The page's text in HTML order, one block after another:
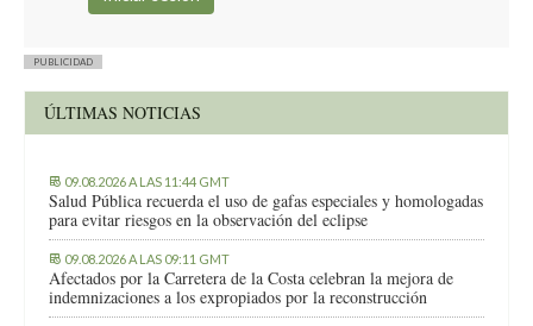
PUBLICIDAD
ÚLTIMAS NOTICIAS
09.08.2026 A LAS 11:44 GMT
Salud Pública recuerda el uso de gafas especiales y homologadas
para evitar riesgos en la observación del eclipse
09.08.2026 A LAS 09:11 GMT
Afectados por la Carretera de la Costa celebran la mejora de
indemnizaciones a los expropiados por la reconstrucción